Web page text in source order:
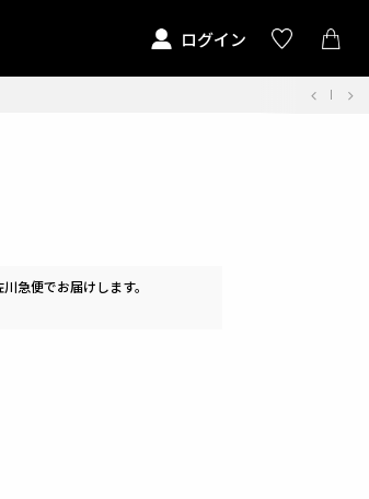
ログイン
川急便でお届けします。